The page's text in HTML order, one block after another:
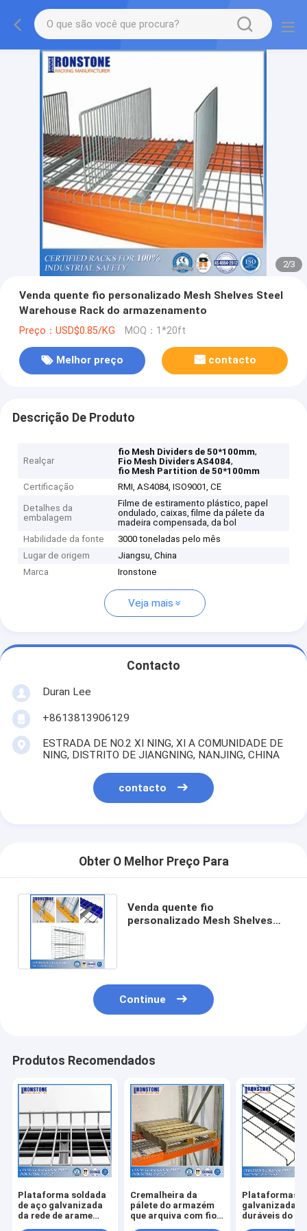
2/3
Venda quente fio personalizado Mesh Shelves Steel
Warehouse Rack do armazenamento
Preço：USD$0.85/KG MOQ：1*20ft
Melhor preço contacto
Descrição De Produto
Realçar
fio Mesh Dividers de 50*100mm,
Fio Mesh Dividers AS4084,
fio Mesh Partition de 50*100mm
Certificação
RMI, AS4084, ISO9001, CE
Detalhes da
embalagem
Filme de estiramento plástico, papel
ondulado, caixas, filme da pálete da
madeira compensada, da bol
Habilidade da fonte
3000 toneladas pelo mês
Lugar de origem
Jiangsu, China
Marca
Ironstone
Veja mais
Contacto
Duran Lee
+8613813906129
ESTRADA DE NO.2 XI NING, XI A COMUNIDADE DE
NING, DISTRITO DE JIANGNING, NANJING, CHINA
contacto
Obter O Melhor Preço Para
Venda quente fio
personalizado Mesh Shelves
Continue
Produtos Recomendados
Plataforma soldada
de aço galvanizada
da rede de arame
Cremalheira da
pálete do armazém
que arquiva com fio
Plataformas
galvanizadas
duráveis do